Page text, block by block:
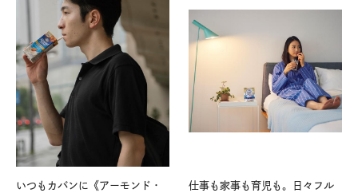
いつもカバンに《アーモンド・
仕事も家事も育児も。日々フル